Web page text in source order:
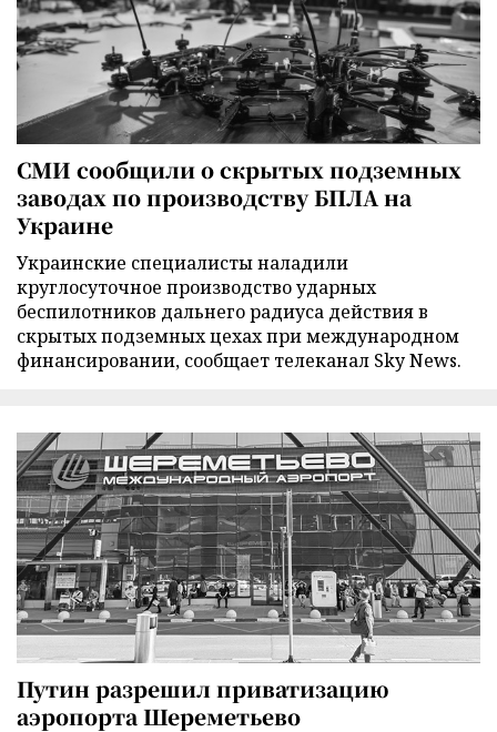
СМИ сообщили о скрытых подземных
заводах по производству БПЛА на
Украине
Украинские специалисты наладили
круглосуточное производство ударных
беспилотников дальнего радиуса действия в
скрытых подземных цехах при международном
финансировании, сообщает телеканал Sky News.
Путин разрешил приватизацию
аэропорта Шереметьево